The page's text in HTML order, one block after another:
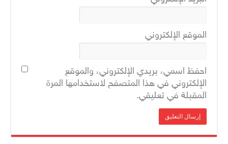
الموقع الإلكتروني
احفظ اسمي، بريدي الإلكتروني، والموقع
الإلكتروني في هذا المتصفح لاستخدامها المرة
المقبلة في تعليقي.